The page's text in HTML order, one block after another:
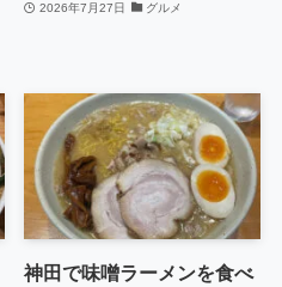
2026年7月27日 グルメ
神田で味噌ラーメンを食べ